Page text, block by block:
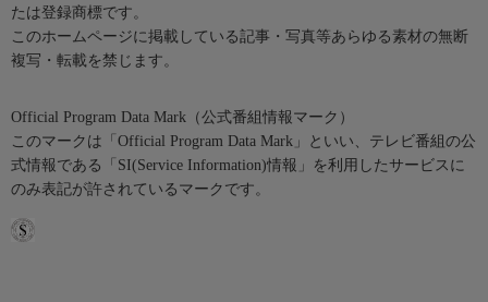
たは登録商標です。
このホームページに掲載している記事・写真等あらゆる素材の無断
複写・転載を禁じます。
Official Program Data Mark（公式番組情報マーク）
このマークは「Official Program Data Mark」といい、テレビ番組の公
式情報である「SI(Service Information)情報」を利用したサービスに
のみ表記が許されているマークです。